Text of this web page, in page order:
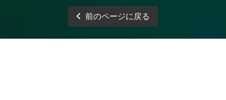
前のページに戻る